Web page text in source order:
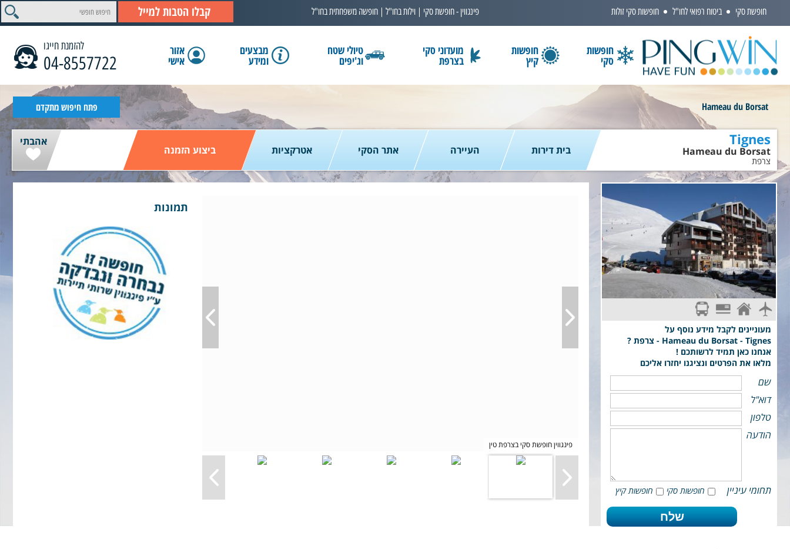
פינגווין - חופשת סקי | וילות בחו"ל | חופשה משפחתית בחו"ל קבלו הטבות למייל חופשת סקי ביטוח רפואי לחו"ל חופשות סקי זולות
חופשות
סקי
חופשות
קיץ
מועדוני סקי
בצרפת
טיולי שטח
וג'יפים
מבצעים
ומידע
אזור
אישי
להזמנת חייגו
04-8557722
הצג תוצאות Hameau du Borsat פתח חיפוש מתקדם
Tignes
Hameau du Borsat
צרפת
בית דירות העיירה אתר הסקי אטרקציות ביצוע הזמנה
אהבתי
פינגווין חופשת סקי בצרפת טין
תמונות
טיסת פינגווין: תל-אביב - גרנובל - Grenoble
לינה בלבד, עד 6 בדירה.
סקי פס מורחב
ציוד סקי עד 23 ק"ג
מעוניינים לקבל מידע נוסף על
Hameau du Borsat - Tignes - צרפת ?
אנחנו כאן תמיד לרשותכם !
מלאו את הפרטים ונציגנו יחזרו אליכם
שם
דוא"ל
טלפון
הודעה
תחומי עיניין חופשות סקי חופשות קיץ